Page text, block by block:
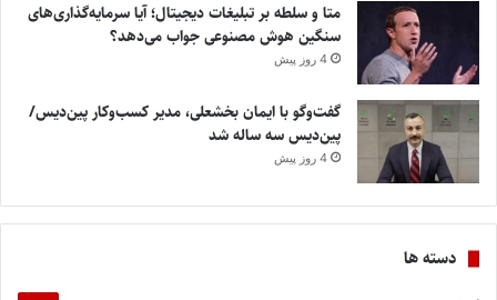
متا و سلطه بر تبلیغات دیجیتال؛ آیا سرمایه‌گذاری‌های
سنگین هوش مصنوعی جواب می‌دهد؟
4 روز پیش
گفت‌وگو با ایمان بخشعلی، مدیر کسب‌وکار پین‌دیس/
پین‌دیس سه ساله شد
4 روز پیش
دسته ها